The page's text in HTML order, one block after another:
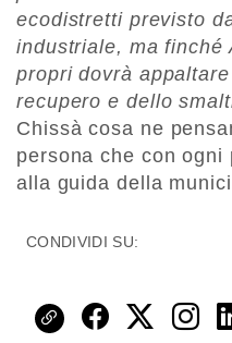
ecodistretti previsto
industriale, ma finché
propri dovrà
recupero e dello
Chissà cosa ne
persona che con
alla guida della
CONDIVIDI SU: